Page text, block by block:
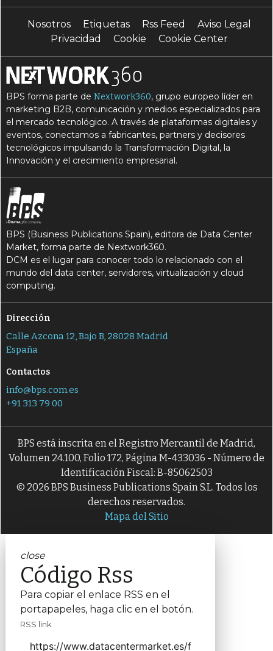
R redes neuronales
Nosotros Etiquetas Rss Feed
Aviso Legal
Privacidad
Cookie Cookie Center
BPS forma parte deNextwork360, grupo europeo líder en
marketing B2B, comunicación y medios especializados para
el mercado tecnológico. A través de plataformas digitales y
eventos, conectamos a fabricantes, partners y decisores
tecnológicos impulsando la Transformación Digital, la
Innovación y el crecimiento empresarial.
BPS (Business Publications Spain), editora de Data Center
Market, forma parte de Nextwork360.
DCM es el lugar para conocer todo lo relacionado con el
mundo del data center, servidores, virtualización y cloud
computing.
Dirección
Calle Azcona 12, Bajo B, 28028 Madrid
España
Contactos
info@bps.com.es
+91 313 79 00
BPS está inscrita en el Registro Mercantil de Madrid,
Volumen 24.100, Folio 172, Página M-433036 - Número de
Identificación Fiscal: B-85062503
© 2026 BPS Business Publications Spain S.L. Todos los
derechos reservados.
Mapa del Sitio
close
Código Rss
Para copiar el enlace RSS en el
portapapeles, haga clic en el botón.
RSS link